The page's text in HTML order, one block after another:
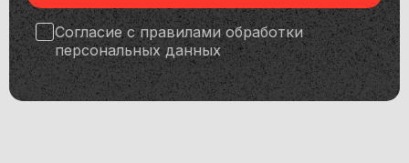
Согласие с правилами обработки
персональных данных